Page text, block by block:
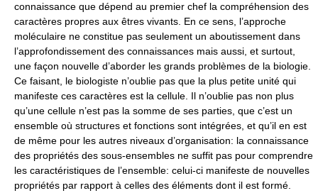
connaissance que dépend au premier chef la compréhension des
caractères propres aux êtres vivants. En ce sens, l’approche
moléculaire ne constitue pas seulement un aboutissement dans
l’approfondissement des connaissances mais aussi, et surtout,
une façon nouvelle d’aborder les grands problèmes de la biologie.
Ce faisant, le biologiste n’oublie pas que la plus petite unité qui
manifeste ces caractères est la cellule. Il n’oublie pas non plus
qu’une cellule n’est pas la somme de ses parties, que c’est un
ensemble où structures et fonctions sont intégrées, et qu’il en est
de même pour les autres niveaux d’organisation: la connaissance
des propriétés des sous-ensembles ne suffit pas pour comprendre
les caractéristiques de l’ensemble: celui-ci manifeste de nouvelles
propriétés par rapport à celles des éléments dont il est formé.